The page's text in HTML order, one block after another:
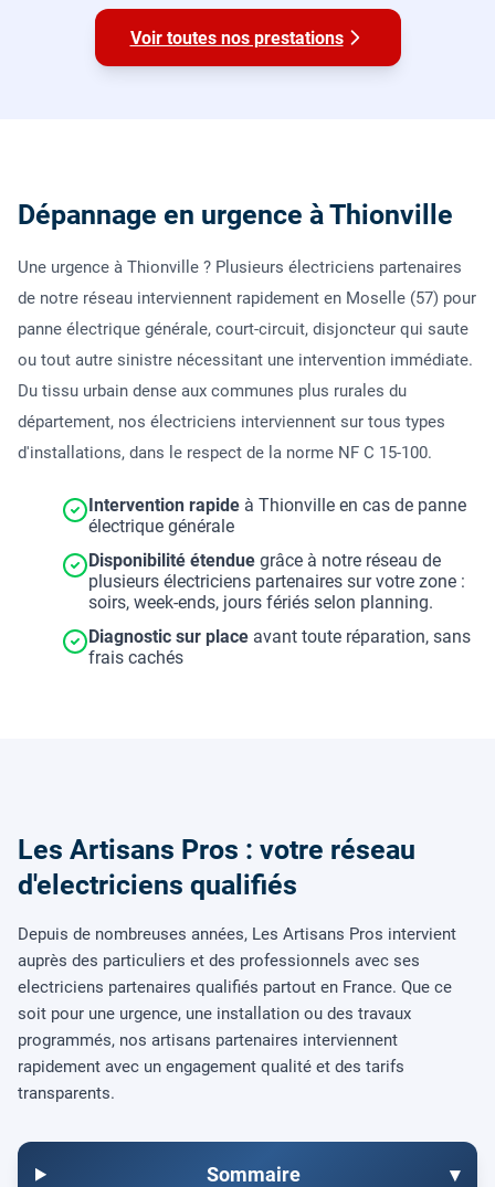
Voir toutes nos prestations
Dépannage en urgence à Thionville
Une urgence à Thionville ? Plusieurs électriciens partenaires
de notre réseau interviennent rapidement en Moselle (57) pour
panne électrique générale, court-circuit, disjoncteur qui saute
ou tout autre sinistre nécessitant une intervention immédiate.
Du tissu urbain dense aux communes plus rurales du
département, nos électriciens interviennent sur tous types
d'installations, dans le respect de la norme NF C 15-100.
Intervention rapide à Thionville en cas de panne
électrique générale
Disponibilité étendue grâce à notre réseau de
plusieurs électriciens partenaires sur votre zone :
soirs, week-ends, jours fériés selon planning.
Diagnostic sur place avant toute réparation, sans
frais cachés
Les Artisans Pros : votre réseau
d'electriciens qualifiés
Depuis de nombreuses années, Les Artisans Pros intervient
auprès des particuliers et des professionnels avec ses
electriciens partenaires qualifiés partout en France. Que ce
soit pour une urgence, une installation ou des travaux
programmés, nos artisans partenaires interviennent
rapidement avec un engagement qualité et des tarifs
transparents.
Sommaire ▾